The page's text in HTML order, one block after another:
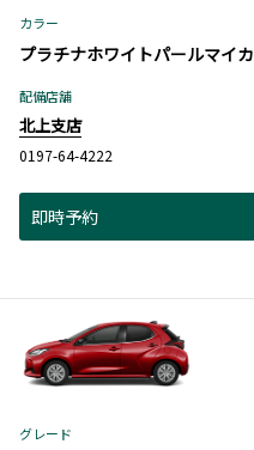
カラー
プラチナホワイトパールマイカ
配備店舗
北上支店
0197-64-4222
即時予約
グレード